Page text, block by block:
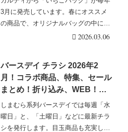
3月に発売しています。春にオススメ
の商品で、オリジナルバッグの中に、
お酒とお菓子、オリ・・・続きを読む
2026.03.06
バースデイ チラシ 2026年2
月！コラボ商品、特集、セール
まとめ！折り込み、WEB！決
算セール、サンリオ、ミッフィ
ー、ディズニー特集、フォーマ
ルウェア、コトリ、MLBの春
しまむら系列バースデイでは毎週「水
曜日」と、「土曜日」などに最新チラ
シを発行します。目玉商品も充実して